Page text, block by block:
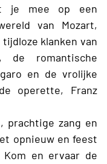
je mee op een
van Mozart,
klanken van
de romantische
en de vrolijke
operette, Franz
prachtige zang en
opnieuw en feest
en ervaar de